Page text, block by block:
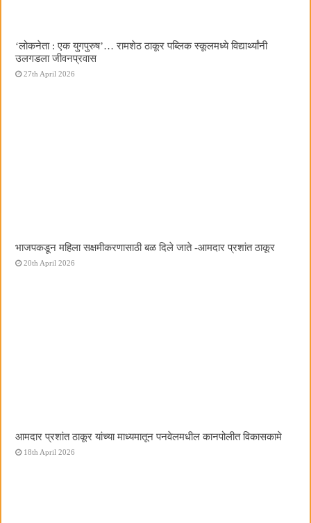
‌‘लोकनेता : एक युगपुरुष‌’… रामशेठ ठाकूर पब्लिक स्कूलमध्ये विद्यार्थ्यांनी
उलगडला जीवनप्रवास
27th April 2026
भाजपकडून महिला सक्षमीकरणासाठी बळ दिले जाते -आमदार प्रशांत ठाकूर
20th April 2026
आमदार प्रशांत ठाकूर यांच्या माध्यमातून पनवेलमधील कानपोलीत विकासकामे
18th April 2026